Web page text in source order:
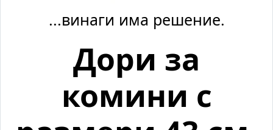
...винаги има решение.
Дори за
комини с